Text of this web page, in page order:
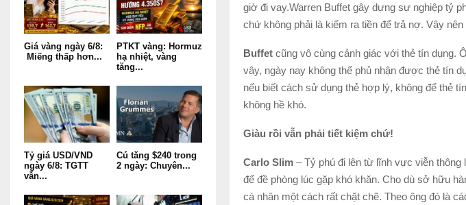
giờ đi vay.Warren Buffet gây dựng sự nghiệp tỷ
chứ không phải là kiếm ra tiền để trả nợ. Vậy
Buffet cũng vô cùng cảnh giác với thẻ tín dụng.
vậy, ngày nay không thể phủ nhận được thẻ tín
nếu biết cách sử dụng thẻ hợp lý, không để thẻ
không hề khó.
Giàu rồi vẫn phải tiết kiệm chứ!
Carlo Slim – Tỷ phú đi lên từ lĩnh vực viễn thông
để đề phòng lúc gặp khó khăn. Cho dù sở hữu
cá nhân một cách rất chặt chẽ. Theo ông đó là
Giá vàng ngày 6/8:
Miếng thấp hơn...
PTKT vàng: Hormuz
hạ nhiệt, vàng
tăng...
Tỷ giá USD/VND
ngày 6/8: TGTT
vẫn...
Cú tăng $240 trong
2 ngày: Chuyên...